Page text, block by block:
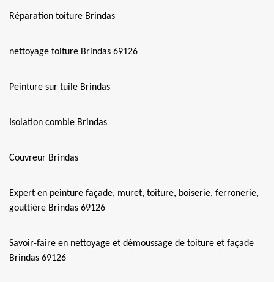
Réparation toiture Brindas
nettoyage toiture Brindas 69126
Peinture sur tuile Brindas
Isolation comble Brindas
Couvreur Brindas
Expert en peinture façade, muret, toiture, boiserie, ferronerie,
gouttière Brindas 69126
Savoir-faire en nettoyage et démoussage de toiture et façade
Brindas 69126